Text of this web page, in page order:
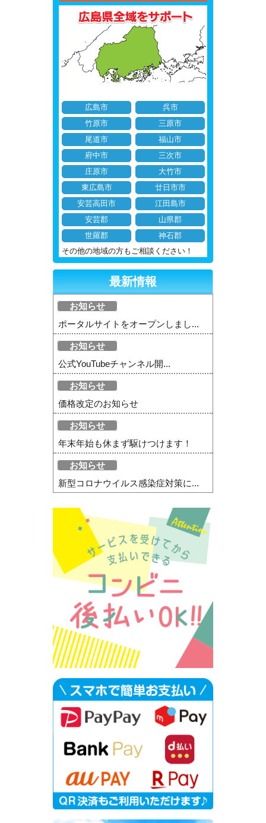
広島市
呉市
竹原市
三原市
尾道市
福山市
府中市
三次市
庄原市
大竹市
東広島市
廿日市市
安芸高田市
江田島市
安芸郡
山県郡
世羅郡
神石郡
その他の地域の方もご相談ください！
最新情報
お知らせ
ポータルサイトをオープンしまし...
お知らせ
公式YouTubeチャンネル開...
お知らせ
価格改定のお知らせ
お知らせ
年末年始も休まず駆けつけます！
お知らせ
新型コロナウイルス感染症対策に...